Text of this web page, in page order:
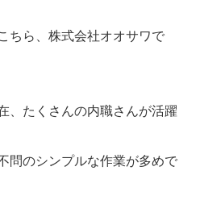
ちら、株式会社オオサワで
、たくさんの内職さんが活躍
問のシンプルな作業が多めで